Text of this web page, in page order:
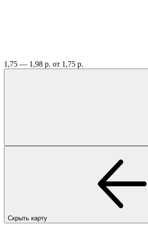
1,75 — 1,98 р. от 1,75 р.
Скрыть карту